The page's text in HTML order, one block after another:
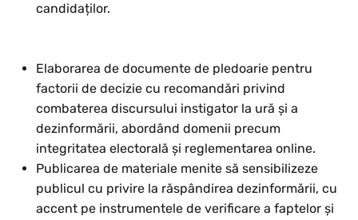
candidaților.
Elaborarea de documente de pledoarie pentru
factorii de decizie cu recomandări privind
combaterea discursului instigator la ură și a
dezinformării, abordând domenii precum
integritatea electorală și reglementarea online.
Publicarea de materiale menite să sensibilizeze
publicul cu privire la răspândirea dezinformării, cu
accent pe instrumentele de verificare a faptelor și